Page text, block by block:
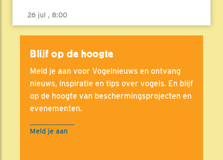
26 jul , 8:00
Blijf op de hoogte
Meld je aan voor Vogelnieuws en ontvang
nieuws, inspiratie en tips over vogels. En blijf
op de hoogte van beschermingsprojecten en
evenementen.
Meld je aan